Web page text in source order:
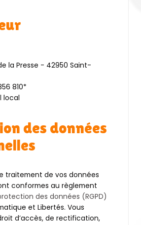
la Presse - 42950 Saint-
810*
local
des données
traitement de vos données
conformes au règlement
des données (RGPD)
et Libertés. Vous
d’accès, de rectification,